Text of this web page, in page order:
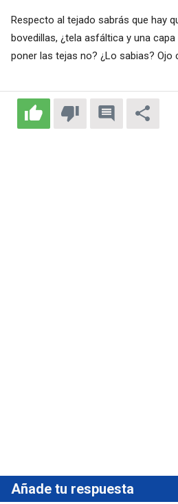
Respecto al tejado sabrás que hay
bovedillas, ¿tela asfáltica y una
poner las tejas no? ¿Lo sabias? Ojo
Añade tu respuesta